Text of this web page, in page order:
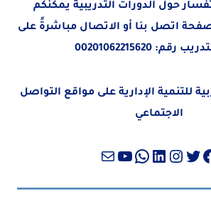
حول الدورات التدريبية يمكنكم
صفحة اتصل بنا أو الاتصال مباشرةً على
رقم: 00201062215620
للتنمية الإدارية على مواقع التواصل
الاجتماعي
تويترإنستجرام
لينكد إن واتساب
يوتيوب
بريد